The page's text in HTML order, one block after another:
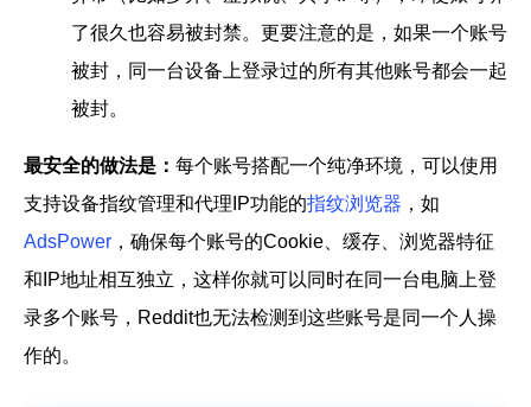
了很久也容易被封禁。更要注意的是，如果一个账号
被封，同一台设备上登录过的所有其他账号都会一起
被封。
最安全的做法是： 每个账号搭配一个纯净环境，可以使用
支持设备指纹管理和代理IP功能的指纹浏览器 ，如
AdsPower ，确保每个账号的Cookie、缓存、浏览器特征
和IP地址相互独立，这样你就可以同时在同一台电脑上登
录多个账号，Reddit也无法检测到这些账号是同一个人操
作的。